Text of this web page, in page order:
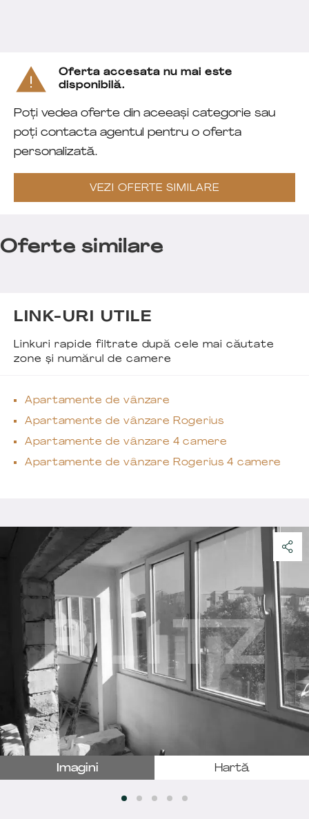
Oferta accesata nu mai este
disponibilă.
Poți vedea oferte din aceeași categorie sau
poți contacta agentul pentru o oferta
personalizată.
VEZI OFERTE SIMILARE
Oferte similare
LINK-URI UTILE
Linkuri rapide filtrate după cele mai căutate
zone și numărul de camere
Apartamente de vânzare
Apartamente de vânzare Rogerius
Apartamente de vânzare 4 camere
Apartamente de vânzare Rogerius 4 camere
Imagini Hartă